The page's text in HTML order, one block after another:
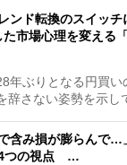
レンド転換のスイッ
た市場心理を変える
年ぶりとなる円買い
辞さない姿勢を示し
含み損が膨らんで
4つの視点 …